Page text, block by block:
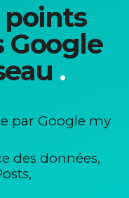
points
Google
.
par Google my
des données,